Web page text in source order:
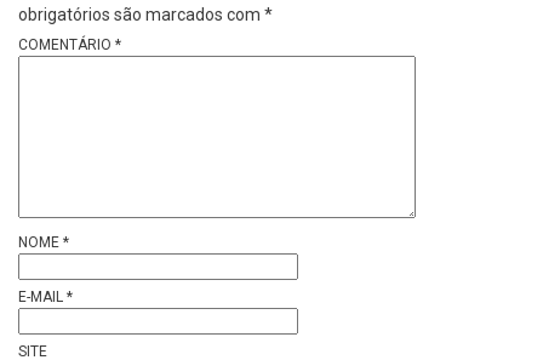
obrigatórios são marcados com *
COMENTÁRIO *
NOME *
E-MAIL *
SITE